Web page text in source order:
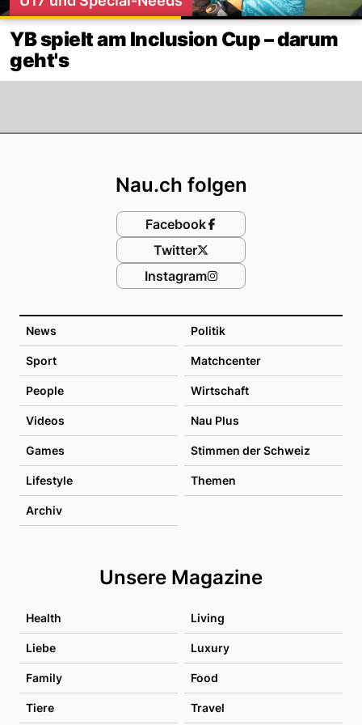
YB spielt am Inclusion Cup – darum
geht's
News Politik
Sport Matchcenter
People Wirtschaft
Videos Nau Plus
Games Stimmen der Schweiz
Lifestyle Themen
Archiv
Unsere Magazine
Health Living
Liebe Luxury
Family Food
Tiere Travel
Nau.ch folgen
Facebook
Twitter
Instagram